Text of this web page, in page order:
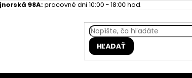
98A:pracovné dni 10:00 - 18:00 hod.
HĽADAŤ